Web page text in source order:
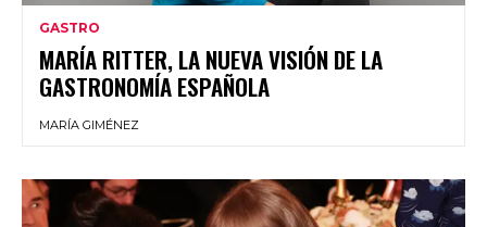
GASTRO
MARÍA RITTER, LA NUEVA VISIÓN DE LA
GASTRONOMÍA ESPAÑOLA
MARÍA GIMÉNEZ